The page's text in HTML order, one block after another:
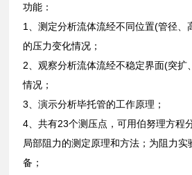
功能：
1、测定分析流体流经不同位置(管径、
的压力变化情况；
2、观察分析流体流经不稳定界面(突扩
情况；
3、演示分析毕托管的工作原理；
4、共有23个测压点，可用伯努理方程
局部阻力的测定原理和方法；为阻力
备；